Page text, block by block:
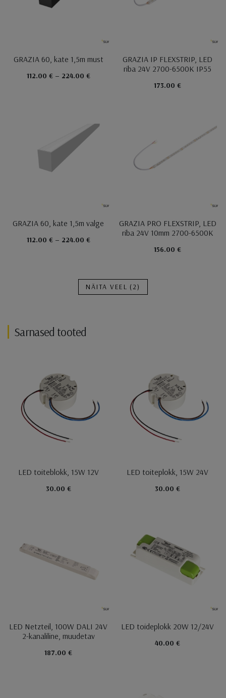
GRAZIA 60, kate 1,5m must
112.00 € – 224.00 €
GRAZIA IP FLEXSTRIP, LED
riba 24V 2700-6500K IP55
173.00 €
GRAZIA 60, kate 1,5m valge
112.00 € – 224.00 €
GRAZIA PRO FLEXSTRIP, LED
riba 24V 10mm 2700-6500K
156.00 €
NÄITA VEEL (2)
Sarnased tooted
LED toiteblokk, 15W 12V
30.00 €
LED toiteplokk, 15W 24V
30.00 €
LED Netzteil, 100W DALI 24V
2-kanaliline, muudetav
187.00 €
LED toideplokk 20W 12/24V
40.00 €